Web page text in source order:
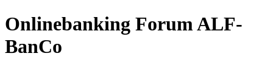
Onlinebanking Forum ALF-
BanCo